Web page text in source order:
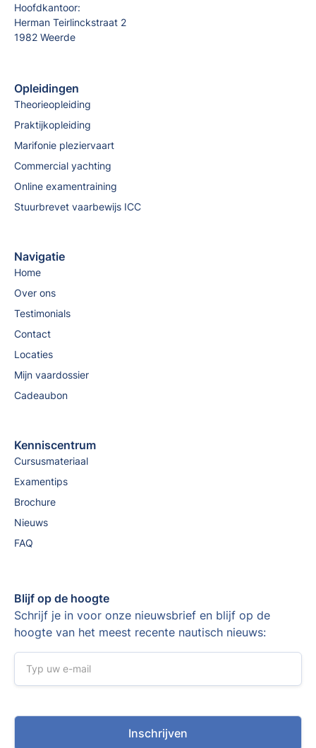
Hoofdkantoor:
Herman Teirlinckstraat 2
1982 Weerde
Opleidingen
Theorieopleiding
Praktijkopleiding
Marifonie pleziervaart
Commercial yachting
Online examentraining
Stuurbrevet vaarbewijs ICC
Navigatie
Home
Over ons
Testimonials
Contact
Locaties
Mijn vaardossier
Cadeaubon
Kenniscentrum
Cursusmateriaal
Examentips
Brochure
Nieuws
FAQ
Blijf op de hoogte
Schrijf je in voor onze nieuwsbrief en blijf op de
hoogte van het meest recente nautisch nieuws: